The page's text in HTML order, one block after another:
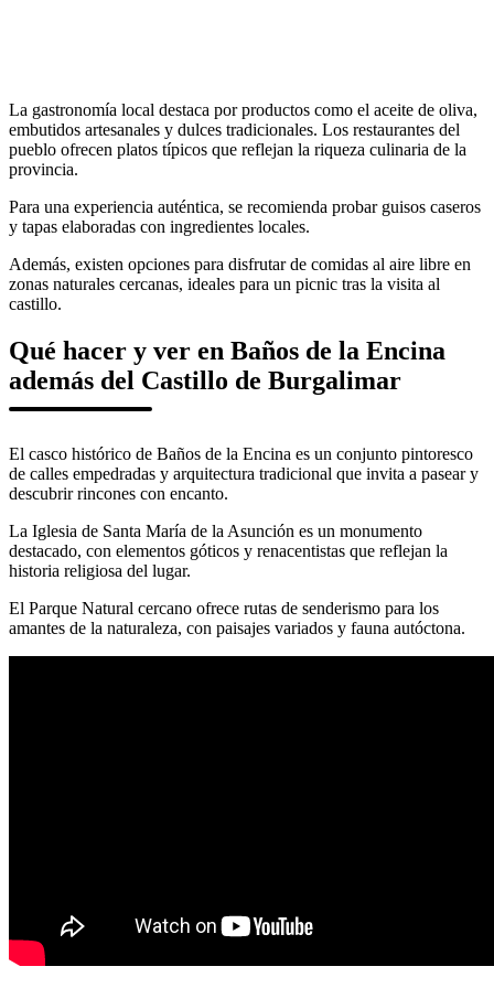
La gastronomía local destaca por productos como el aceite de oliva,
embutidos artesanales y dulces tradicionales. Los restaurantes del
pueblo ofrecen platos típicos que reflejan la riqueza culinaria de la
provincia.
Para una experiencia auténtica, se recomienda probar guisos caseros
y tapas elaboradas con ingredientes locales.
Además, existen opciones para disfrutar de comidas al aire libre en
zonas naturales cercanas, ideales para un picnic tras la visita al
castillo.
Qué hacer y ver en Baños de la Encina
además del Castillo de Burgalimar
El casco histórico de Baños de la Encina es un conjunto pintoresco
de calles empedradas y arquitectura tradicional que invita a pasear y
descubrir rincones con encanto.
La Iglesia de Santa María de la Asunción es un monumento
destacado, con elementos góticos y renacentistas que reflejan la
historia religiosa del lugar.
El Parque Natural cercano ofrece rutas de senderismo para los
amantes de la naturaleza, con paisajes variados y fauna autóctona.